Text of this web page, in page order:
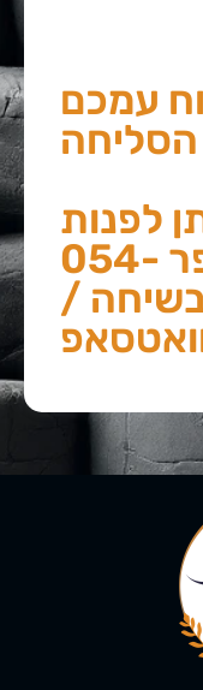
עמכם
הסליחה
לפנות
במספר 054-
בשיחה /